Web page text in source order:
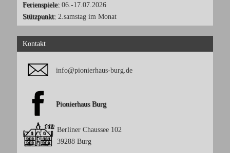
Ferienspiele:06.-17.07.2026
Stützpunkt:2.samstag im Monat
Kontakt
info@pionierhaus-burg.de
Pionierhaus Burg
Berliner Chaussee 102
39288 Burg